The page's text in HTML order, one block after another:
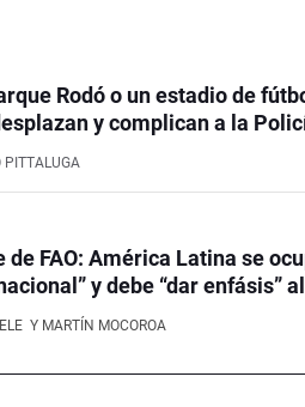
Rodó o un estadio de
y complican a la
de FAO: América Latina se
y debe “dar enfásis”
Y MARTÍN MOCOROA